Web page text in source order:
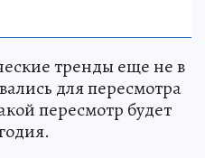
тренды еще не в
для пересмотра
пересмотр будет